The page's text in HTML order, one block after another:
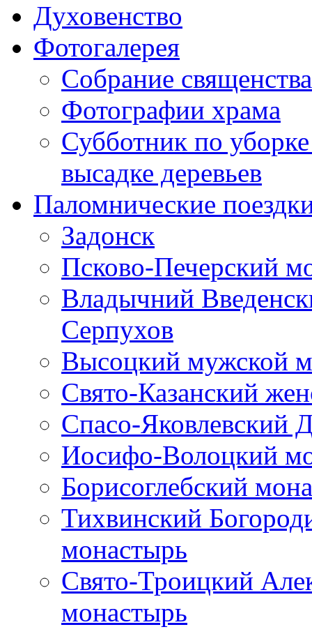
Духовенство
Фотогалерея
Собрание
Фотографии храма
Субботник по
высадке деревьев
Паломнические
Задонск
Псково-Печерский
Владычний
Серпухов
Высоцкий мужской
Свято-Казанский
Спасо-Яковлевский
Иосифо-Волоцкий
Борисоглебский
Тихвинский
монастырь
Свято-Троицкий
монастырь